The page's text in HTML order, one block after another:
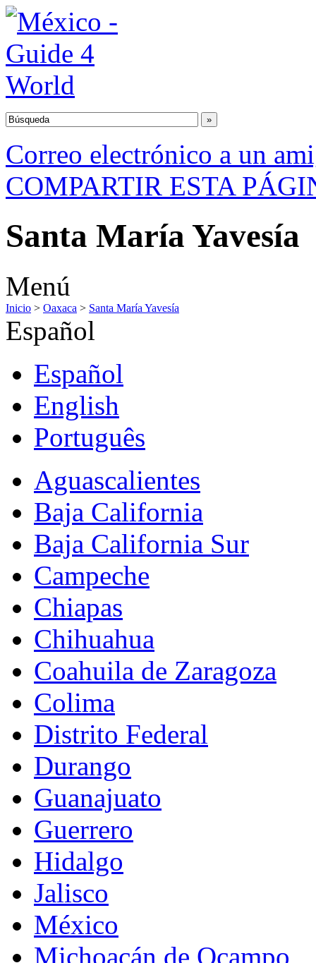
Correo electrónico a un
COMPARTIR ESTA
Santa María Yavesía
Menú
Inicio > Oaxaca > Santa María Yavesía
Español
Español
English
Português
Aguascalientes
Baja California
Baja California Sur
Campeche
Chiapas
Chihuahua
Coahuila de Zaragoza
Colima
Distrito Federal
Durango
Guanajuato
Guerrero
Hidalgo
Jalisco
México
Michoacán de Ocampo